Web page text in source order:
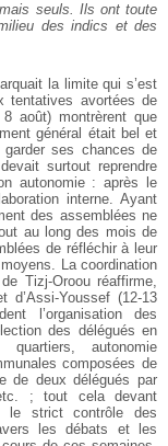
seuls. Ils ont toute
des indics et des
la limite qui s’est
tentatives avortées de
août) montrèrent que
général était bel et
ses chances de
surtout reprendre
autonomie : après le
interne. Ayant
des assemblées ne
au long des mois de
de réfléchir à leur
La coordination
Tizj-Oroou réaffirme,
d’Assi-Youssef (12-13
l’organisation des
des délégués en
autonomie
composées de
de deux délégués par
; tout cela devant
le strict contrôle des
les débats et les